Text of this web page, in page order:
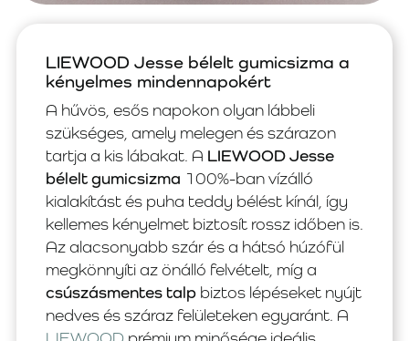
LIEWOOD Jesse bélelt gumicsizma a
kényelmes mindennapokért
A hűvös, esős napokon olyan lábbeli
szükséges, amely melegen és szárazon
tartja a kis lábakat. A LIEWOOD Jesse
bélelt gumicsizma 100%-ban vízálló
kialakítást és puha teddy bélést kínál, így
kellemes kényelmet biztosít rossz időben is.
Az alacsonyabb szár és a hátsó húzófül
megkönnyíti az önálló felvételt, míg a
csúszásmentes talp biztos lépéseket nyújt
nedves és száraz felületeken egyaránt. A